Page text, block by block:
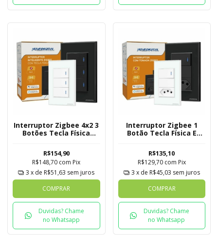
Interruptor Zigbee 4x2 3
Botões Tecla Física
R$154,90
R$148,70 com Pix
3 x de R$51,63 sem juros
COMPRAR
Duvidas? Chame
no Whatsapp
Interruptor Zigbee 1
Botão Tecla Física E
Tuya
R$135,10
R$129,70 com Pix
3 x de R$45,03 sem juros
COMPRAR
Duvidas? Chame
no Whatsapp